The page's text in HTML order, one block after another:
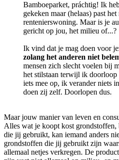
Bamboeparket, práchtig! Ik
gekeken maar (helaas) past
rentenierswoning. Maar is je
gericht op jou, het milieu of...?
Ik vind dat je mag doen voor
zolang het anderen niet
mensen zich slecht voelen bij
het stilstaan terwijl ik doorloop
iets mee op, ik verander niets
doen zij zelf. Doorlopen dus.
Maar jouw manier van leven en
Alles wat je koopt kost
die jij gebruikt, kan iemand anders
grondstoffen die jij gebruikt zijn
allemaal netjes verkregen. De